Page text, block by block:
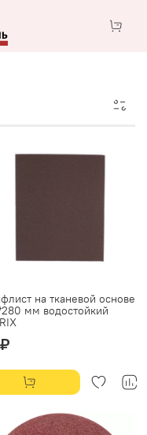
на тканевой основе
мм водостойкий